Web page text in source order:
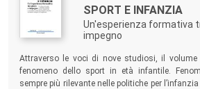
sua restituibilità alla) pratica, e, nello
fondazione concettuale.
I volumi della collana sono sottoposti a
di due referee anonimi.
SPORT E INFANZIA
Un'esperienza formativa
impegno
Attraverso le voci di nove studiosi, il
fenomeno dello sport in età infantile.
sempre più rilevante nelle politiche per